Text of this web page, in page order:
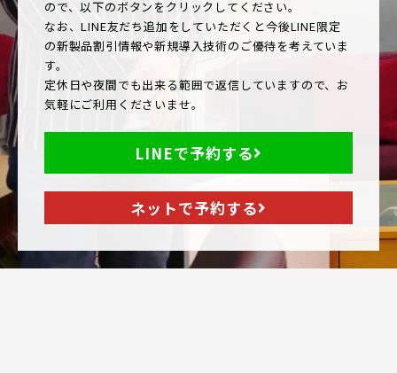
ので、以下のボタンをクリックしてください。
なお、LINE友だち追加をしていただくと今後LINE限定
の新製品割引情報や新規導入技術のご優待を考えていま
す。
定休日や夜間でも出来る範囲で返信していますので、お
気軽にご利用くださいませ。
LINEで予約する
ネットで予約する